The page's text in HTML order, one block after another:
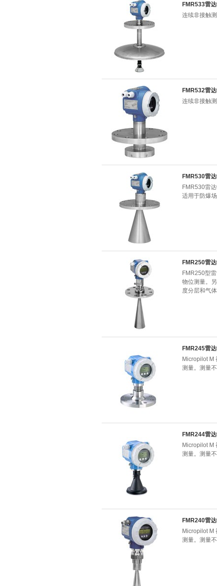
FMR533雷
连续非接触
FMR532雷
连续非接触
FMR530雷
FMR530雷
适用于防爆
FMR250雷
FMR250型
物位测量。
度分层和气
FMR245雷
Micropilot M
测量。测量
FMR244雷
Micropilot M
测量。测量
FMR240雷
Micropilot M
测量。测量